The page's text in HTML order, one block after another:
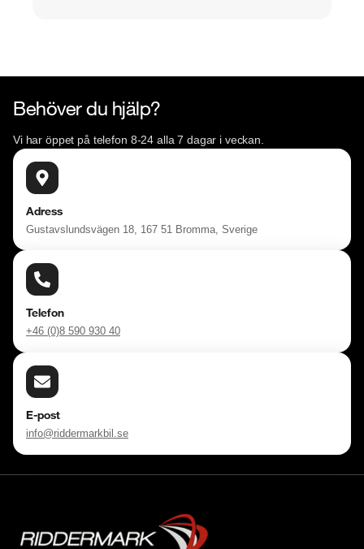
Behöver du hjälp?
Vi har öppet på telefon 8-24 alla 7 dagar i veckan.
Adress
Gustavslundsvägen 18, 167 51 Bromma, Sverige
Telefon
+46 (0)8 590 930 40
E-post
info@riddermarkbil.se